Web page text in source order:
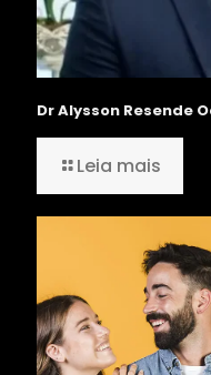
Dr Alysson Resende
Leia mais